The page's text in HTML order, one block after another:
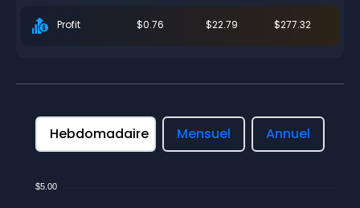
Profit $0.76 $22.79 $277.32
Hebdomadaire Mensuel Annuel
$5.00